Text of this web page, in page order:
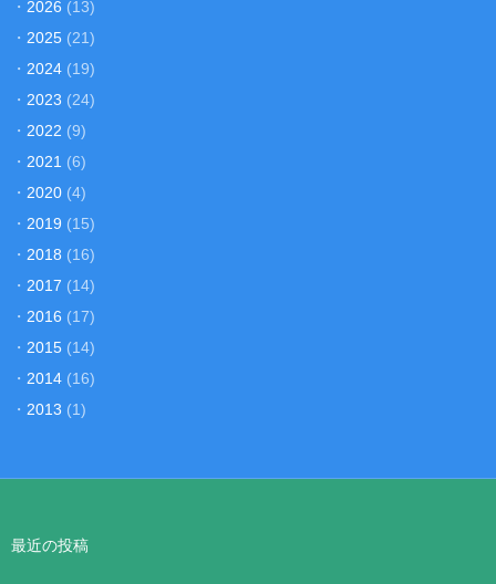
・ 2026 (13)
・ 2025 (21)
・ 2024 (19)
・ 2023 (24)
・ 2022 (9)
・ 2021 (6)
・ 2020 (4)
・ 2019 (15)
・ 2018 (16)
・ 2017 (14)
・ 2016 (17)
・ 2015 (14)
・ 2014 (16)
・ 2013 (1)
最近の投稿